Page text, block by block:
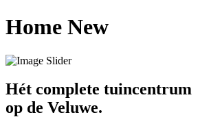
Home New
Hét complete tuincentrum
op de Veluwe.